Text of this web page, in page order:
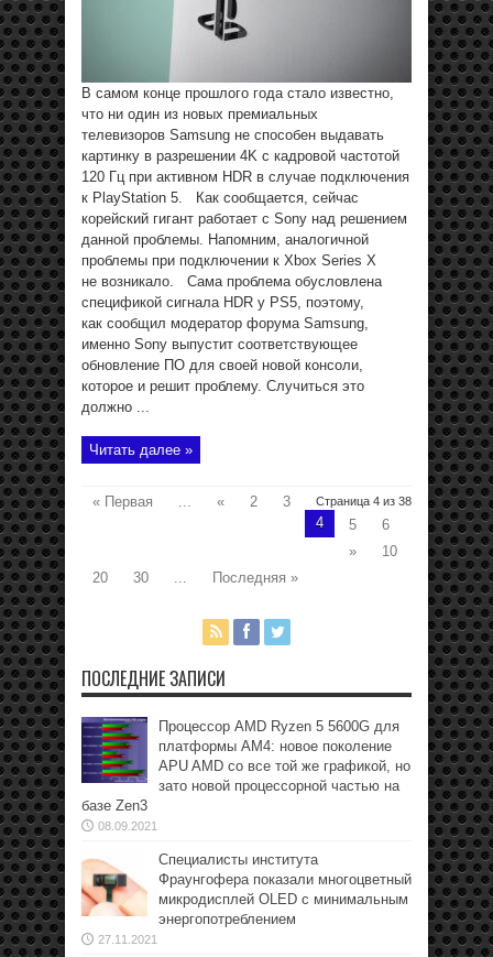
В самом конце прошлого года стало известно,
что ни один из новых премиальных
телевизоров Samsung не способен выдавать
картинку в разрешении 4K с кадровой частотой
120 Гц при активном HDR в случае подключения
к PlayStation 5. Как сообщается, сейчас
корейский гигант работает с Sony над решением
данной проблемы. Напомним, аналогичной
проблемы при подключении к Xbox Series X
не возникало. Сама проблема обусловлена
спецификой сигнала HDR у PS5, поэтому,
как сообщил модератор форума Samsung,
именно Sony выпустит соответствующее
обновление ПО для своей новой консоли,
которое и решит проблему. Случиться это
должно ...
Читать далее »
Страница 4 из 38
« Первая ... « 2
3
4
5
6
»
10
20
30 ... Последняя »
ПОСЛЕДНИЕ ЗАПИСИ
Процессор AMD Ryzen 5 5600G для
платформы АМ4: новое поколение
APU AMD со все той же графикой, но
зато новой процессорной частью на
базе Zen3
08.09.2021
Специалисты института
Фраунгофера показали многоцветный
микродисплей OLED с минимальным
энергопотреблением
27.11.2021